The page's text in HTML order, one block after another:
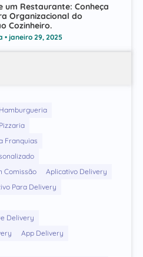
um Restaurante: Conheça
Organizacional do
Cozinheiro.
janeiro 29, 2025
Franquias
Comissão
Aplicativo Delivery
Para Delivery
Delivery
App Delivery